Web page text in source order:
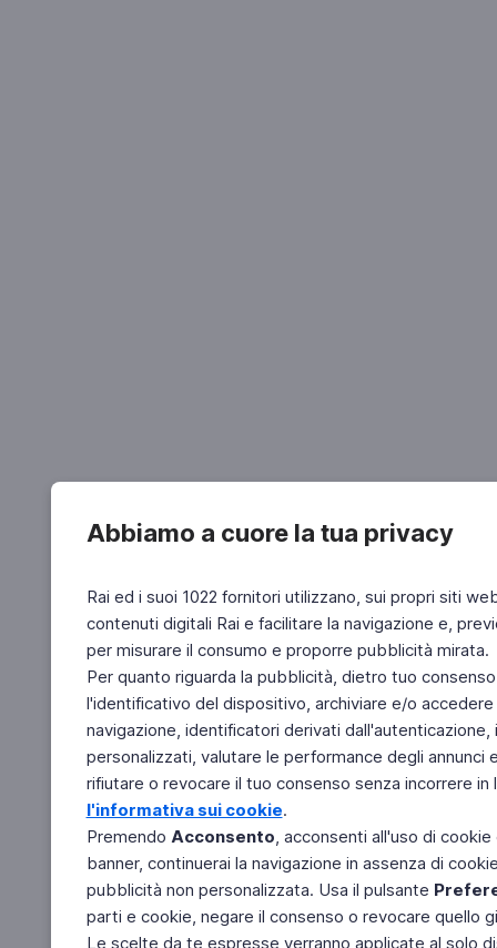
Abbiamo a cuore la tua privacy
Rai ed i suoi 1022 fornitori utilizzano, sui propri siti
contenuti digitali Rai e facilitare la navigazione e,
per misurare il consumo e proporre pubblicità mirata.
Per quanto riguarda la pubblicità, dietro tuo
l'identificativo del dispositivo, archiviare e/o
navigazione, identificatori derivati
personalizzati, valutare le performance degli
rifiutare o revocare il tuo consenso senza incorrere
l'informativa sui cookie.
Premendo Acconsento, acconsenti all'uso di
banner, continuerai la navigazione in assenza di
pubblicità non personalizzata. Usa il pulsante
parti e cookie, negare il consenso o revocare quello
Le scelte da te espresse verranno applicate al solo